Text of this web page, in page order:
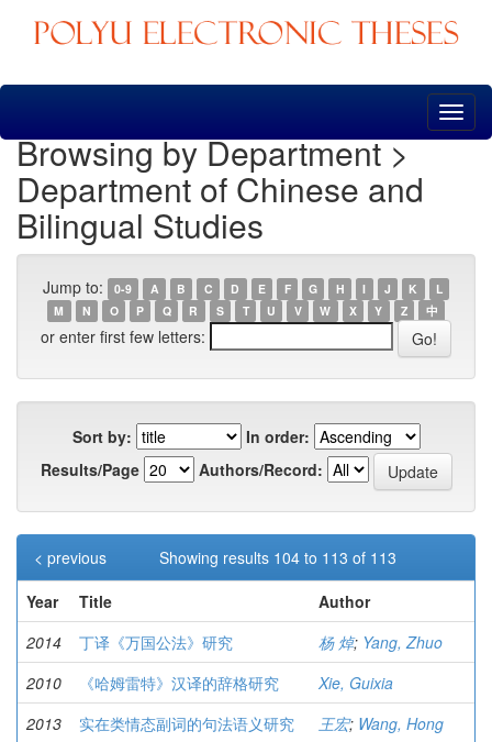
Skip
Browsing by Department >
Department of Chinese and
Bilingual Studies
Jump to: 0-9 A B C D E F G H I J K
L
M
N O P Q R S T U V W X Y Z 中
or enter first few letters:
Sort by:
In order:
Results/Page
Authors/Record:
Showing results 104 to 113 of 113
< previous
Year
Title
Author
2014
丁译《万国公法》研究 杨 焯; Yang, Zhuo
2010
《哈姆雷特》汉译的辞格研究
Xie, Guixia
2013
实在类情态副词的句法语义研究 王宏; Wang, Hong